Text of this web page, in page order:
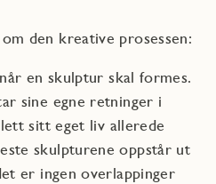
den kreative prosessen:
en skulptur skal formes.
sine egne retninger i
sitt eget liv allerede
skulpturene oppstår ut
er ingen overlappinger